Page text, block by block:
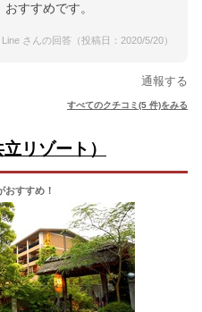
すすめです。
さんの回答（投稿日：2020/5/20）
通報する
すべてのクチコミ(5 件)をみる
リゾート）
おすすめ！